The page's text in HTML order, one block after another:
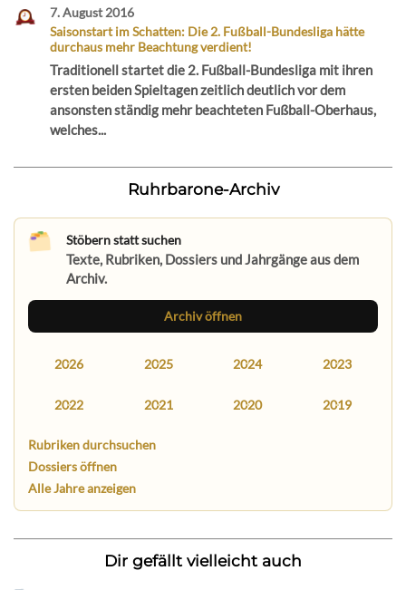
7. August 2016
Saisonstart im Schatten: Die 2. Fußball-Bundesliga hätte
durchaus mehr Beachtung verdient!
Traditionell startet die 2. Fußball-Bundesliga mit ihren
ersten beiden Spieltagen zeitlich deutlich vor dem
ansonsten ständig mehr beachteten Fußball-Oberhaus,
welches...
Ruhrbarone-Archiv
Stöbern statt suchen
Texte, Rubriken, Dossiers und Jahrgänge aus dem
Archiv.
Archiv öffnen
2026 2025 2024 2023
2022 2021 2020 2019
Rubriken durchsuchen
Dossiers öffnen
Alle Jahre anzeigen
Dir gefällt vielleicht auch